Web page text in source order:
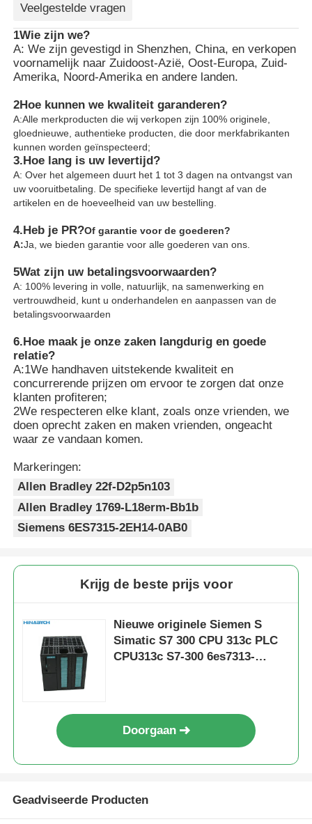
Veelgestelde vragen
1Wie zijn we?
A: We zijn gevestigd in Shenzhen, China, en verkopen
voornamelijk naar Zuidoost-Azië, Oost-Europa, Zuid-
Amerika, Noord-Amerika en andere landen.
2Hoe kunnen we kwaliteit garanderen?
A:Alle merkproducten die wij verkopen zijn 100% originele,
gloednieuwe, authentieke producten, die door merkfabrikanten
kunnen worden geïnspecteerd;
3.Hoe lang is uw levertijd?
A: Over het algemeen duurt het 1 tot 3 dagen na ontvangst van
uw vooruitbetaling. De specifieke levertijd hangt af van de
artikelen en de hoeveelheid van uw bestelling.
4.Heb je PR?Of garantie voor de goederen?
A:Ja, we bieden garantie voor alle goederen van ons.
5Wat zijn uw betalingsvoorwaarden?
A: 100% levering in volle, natuurlijk, na samenwerking en
vertrouwdheid, kunt u onderhandelen en aanpassen van de
betalingsvoorwaarden
6.Hoe maak je onze zaken langdurig en goede
relatie?
A:1We handhaven uitstekende kwaliteit en
concurrerende prijzen om ervoor te zorgen dat onze
klanten profiteren;
2We respecteren elke klant, zoals onze vrienden, we
doen oprecht zaken en maken vrienden, ongeacht
waar ze vandaan komen.
Markeringen:
Allen Bradley 22f-D2p5n103
Allen Bradley 1769-L18erm-Bb1b
Siemens 6ES7315-2EH14-0AB0
Krijg de beste prijs voor
Nieuwe originele Siemen S
Simatic S7 300 CPU 313c PLC
CPU313c S7-300 6es7313-
Doorgaan
Geadviseerde Producten